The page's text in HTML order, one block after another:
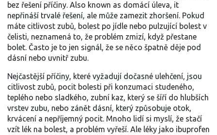
bez řešení příčiny. Also known as domácí úleva, it
nepřináší trvalé řešení, ale může zamezit zhoršení. Pokud
máte citlivost zubů, bolest po jídle nebo pulzující bolest v
čelisti, neznamená to, že problém zmizí, když přestane
bolet. Často je to jen signál, že se něco špatně děje pod
dásní nebo uvnitř zubu.
Nejčastější příčiny, které vyžadují dočasné ulehčení, jsou
citlivost zubů, pocit bolesti při konzumaci studeného,
teplého nebo sladkého, zubní kaz, který se šíří do hlubších
vrstev zubu, nebo zánět dásní, který způsobuje otok,
krvácení a nepříjemný pocit. Mnoho lidí si myslí, že stačí
vzít lék na bolest, a problém vyřeší. Ale léky jako ibuprofen